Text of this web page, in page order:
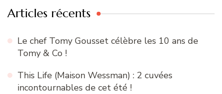
Articles récents
Le chef Tomy Gousset célèbre les 10 ans de
Tomy & Co !
This Life (Maison Wessman) : 2 cuvées
incontournables de cet été !